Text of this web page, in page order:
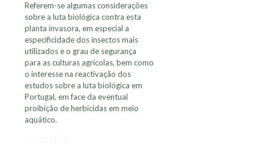
Referem-se algumas considerações
sobre a luta biológica contra esta
planta invasora, em especial a
especificidade dos insectos mais
utilizados e o grau de segurança
para as culturas agrícolas, bem como
o interesse na reactivação dos
estudos sobre a luta biológica em
Portugal, em face da eventual
proibição de herbicidas em meio
aquático.